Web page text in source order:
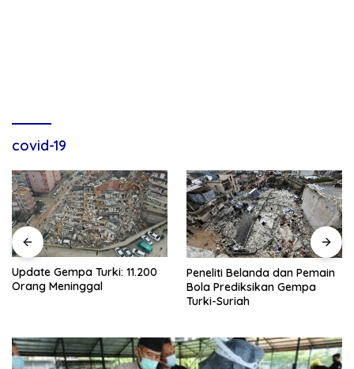
covid-19
Update Gempa Turki: 11.200
Orang Meninggal
Peneliti Belanda dan Pemain
Bola Prediksikan Gempa
Turki-Suriah